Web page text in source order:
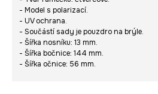
- Model s polarizací.
- UV ochrana.
- Součástí sady je pouzdro na brýle.
- Šířka nosníku: 13 mm.
- Šířka bočnice: 144 mm.
- Šířka očnice: 56 mm.